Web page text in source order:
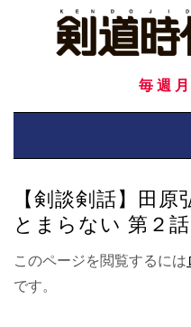
毎週
【剣談剣話】田
とまらない 第２
このページを閲覧するには
です。